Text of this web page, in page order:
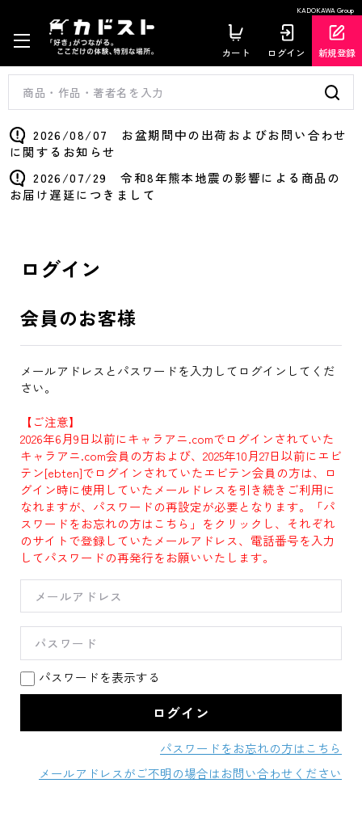
KADOKAWA Group
カート ログイン 新規登録
2026/08/07 お盆期間中の出荷およびお問い合わせ
に関するお知らせ
2026/07/29 令和8年熊本地震の影響による商品の
お届け遅延につきまして
ログイン
会員のお客様
メールアドレスとパスワードを入力してログインしてくだ
さい。
【ご注意】
2026年6月9日以前にキャラアニ.comでログインされていた
キャラアニ.com会員の方および、2025年10月27日以前にエビ
テン[ebten]でログインされていたエビテン会員の方は、ロ
グイン時に使用していたメールドレスを引き続きご利用に
なれますが、パスワードの再設定が必要となります。「パ
スワードをお忘れの方はこちら」をクリックし、それぞれ
のサイトで登録していたメールアドレス、電話番号を入力
してパスワードの再発行をお願いいたします。
パスワードを表示する
パスワードをお忘れの方はこちら
メールアドレスがご不明の場合はお問い合わせください